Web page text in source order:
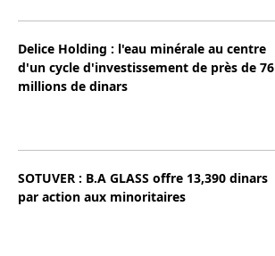
Delice Holding : l'eau minérale au centre
d'un cycle d'investissement de près de 76
millions de dinars
SOTUVER : B.A GLASS offre 13,390 dinars
par action aux minoritaires